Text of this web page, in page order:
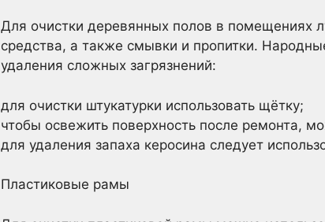
Для очистки деревянных полов в помещениях
средства, а также смывки и пропитки.
удаления сложных загрязнений:
для очистки штукатурки использовать щётку;
чтобы освежить поверхность после ремонта,
для удаления запаха керосина следует
Пластиковые рамы